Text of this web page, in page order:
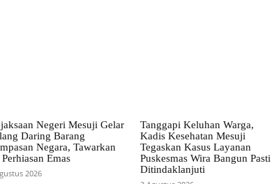
Negeri Mesuji Gelar
Daring Barang
Negara, Tawarkan
Emas
2026
Tanggapi Keluhan Warga,
Kadis Kesehatan Mesuji
Tegaskan Kasus Layanan
Puskesmas Wira Bangun Pasti
Ditindaklanjuti